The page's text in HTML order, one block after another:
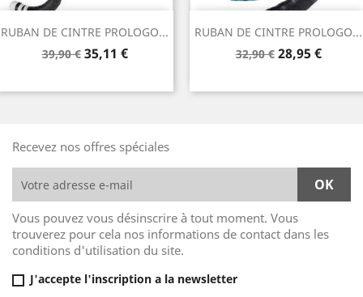
RUBAN DE CINTRE PROLOGO...
Prix
39,90 € Prix
35,11 €
RUBAN DE CINTRE PROLOGO...
Prix
32,90 € Prix
28,95 €
Recevez nos offres spéciales
Vous pouvez vous désinscrire à tout moment. Vous
trouverez pour cela nos informations de contact dans les
conditions d'utilisation du site.
J'accepte l'inscription a la newsletter